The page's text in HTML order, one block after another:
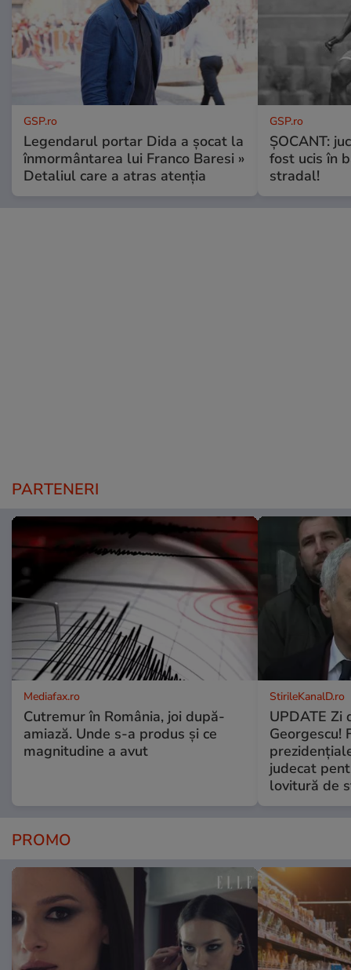
GSP.ro
Legendarul portar Dida a șocat la
înmormântarea lui Franco Baresi »
Detaliul care a atras atenția
GSP.ro
ȘOCANT:
fost ucis în
stradal!
PARTENERI
Mediafax.ro
Cutremur în România, joi după-
amiază. Unde s-a produs și ce
magnitudine a avut
StirileKanalD.ro
UPDATE Zi
Georgescu!
judecat
lovitură de
PROMO